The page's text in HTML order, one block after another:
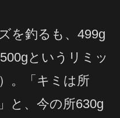
を釣るも、499g
というリミッ
。「キミは所
と、今の所630g